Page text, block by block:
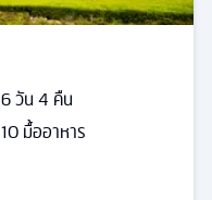
6วัน4 คืน
10มื้ออาหาร